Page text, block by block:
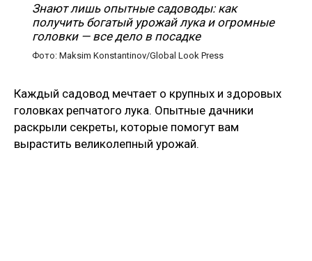
Знают лишь опытные садоводы: как
получить богатый урожай лука и огромные
головки — все дело в посадке
Фото: Maksim Konstantinov/Global Look Press
Каждый садовод мечтает о крупных и здоровых
головках репчатого лука. Опытные дачники
раскрыли секреты, которые помогут вам
вырастить великолепный урожай.